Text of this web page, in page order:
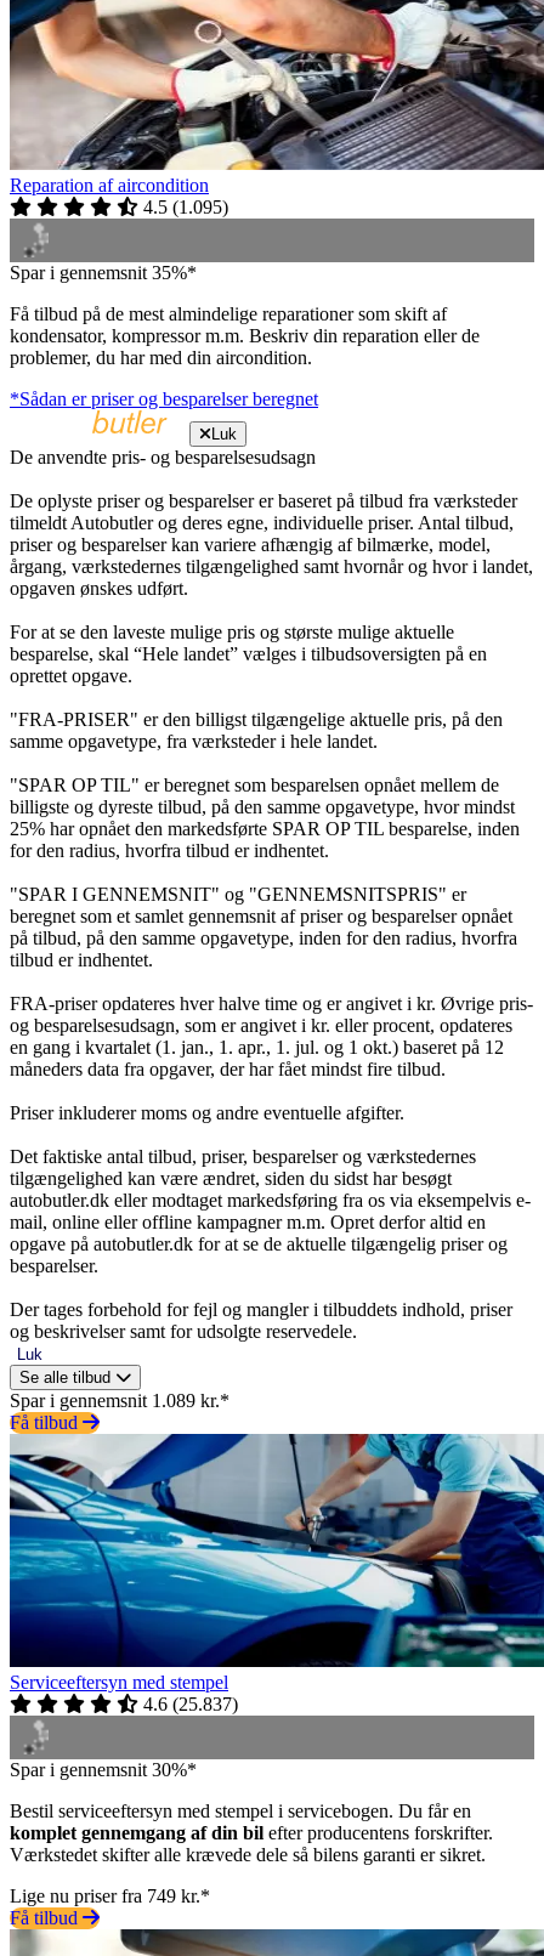
Reparation af aircondition
4.5 (1.095)
Spar i gennemsnit 35%*
Få tilbud på de mest almindelige reparationer som skift af
kondensator, kompressor m.m. Beskriv din reparation eller de
problemer, du har med din aircondition.
*Sådan er priser og besparelser beregnet
Luk
De anvendte pris- og besparelsesudsagn
De oplyste priser og besparelser er baseret på tilbud fra værksteder
tilmeldt Autobutler og deres egne, individuelle priser. Antal tilbud,
priser og besparelser kan variere afhængig af bilmærke, model,
årgang, værkstedernes tilgængelighed samt hvornår og hvor i landet,
opgaven ønskes udført.
For at se den laveste mulige pris og største mulige aktuelle
besparelse, skal “Hele landet” vælges i tilbudsoversigten på en
oprettet opgave.
"FRA-PRISER" er den billigst tilgængelige aktuelle pris, på den
samme opgavetype, fra værksteder i hele landet.
"SPAR OP TIL" er beregnet som besparelsen opnået mellem de
billigste og dyreste tilbud, på den samme opgavetype, hvor mindst
25% har opnået den markedsførte SPAR OP TIL besparelse, inden
for den radius, hvorfra tilbud er indhentet.
"SPAR I GENNEMSNIT" og "GENNEMSNITSPRIS" er
beregnet som et samlet gennemsnit af priser og besparelser opnået
på tilbud, på den samme opgavetype, inden for den radius, hvorfra
tilbud er indhentet.
FRA-priser opdateres hver halve time og er angivet i kr. Øvrige pris-
og besparelsesudsagn, som er angivet i kr. eller procent, opdateres
en gang i kvartalet (1. jan., 1. apr., 1. jul. og 1 okt.) baseret på 12
måneders data fra opgaver, der har fået mindst fire tilbud.
Priser inkluderer moms og andre eventuelle afgifter.
Det faktiske antal tilbud, priser, besparelser og værkstedernes
tilgængelighed kan være ændret, siden du sidst har besøgt
autobutler.dk eller modtaget markedsføring fra os via eksempelvis e-
mail, online eller offline kampagner m.m. Opret derfor altid en
opgave på autobutler.dk for at se de aktuelle tilgængelig priser og
besparelser.
Der tages forbehold for fejl og mangler i tilbuddets indhold, priser
og beskrivelser samt for udsolgte reservedele.
Luk
Se alle tilbud
Spar i gennemsnit 1.089 kr.*
Få tilbud
Serviceeftersyn med stempel
4.6 (25.837)
Spar i gennemsnit 30%*
Bestil serviceeftersyn med stempel i servicebogen. Du får en
komplet gennemgang af din bil efter producentens forskrifter.
Værkstedet skifter alle krævede dele så bilens garanti er sikret.
Lige nu priser fra 749 kr.*
Få tilbud